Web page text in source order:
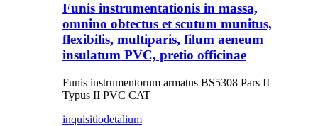
Funis instrumentationis in massa,
omnino obtectus et scutum munitus,
flexibilis, multiparis, filum aeneum
insulatum PVC, pretio officinae
Funis instrumentorum armatus BS5308 Pars II
Typus II PVC CAT
inquisitiodetalium